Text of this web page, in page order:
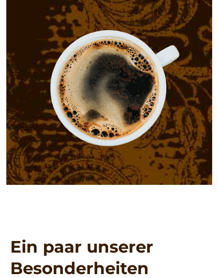
Ein paar unserer
Besonderheiten